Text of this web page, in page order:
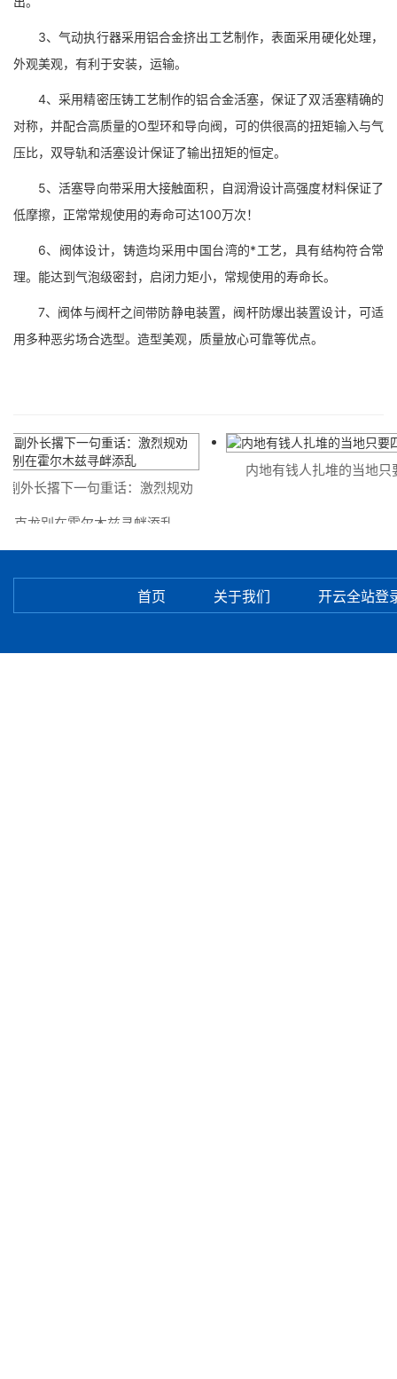
3、气动执行器采用铝合金挤出工艺制作，表面采用硬化处理，
外观美观，有利于安装，运输。
4、采用精密压铸工艺制作的铝合金活塞，保证了双活塞精确的
对称，并配合高质量的O型环和导向阀，可的供很高的扭矩输入与气
压比，双导轨和活塞设计保证了输出扭矩的恒定。
5、活塞导向带采用大接触面积，自润滑设计高强度材料保证了
低摩擦，正常常规使用的寿命可达100万次！
6、阀体设计，铸造均采用中国台湾的*工艺，具有结构符合常
理。能达到气泡级密封，启闭力矩小，常规使用的寿命长。
7、阀体与阀杆之间带防静电装置，阀杆防爆出装置设计，可适
用多种恶劣场合选型。造型美观，质量放心可靠等优点。
外长撂下一句重话：激烈规劝
龙别在霍尔木兹寻衅添乱
内地有钱人扎堆的当地只要
首页 关于我们 开云全站登